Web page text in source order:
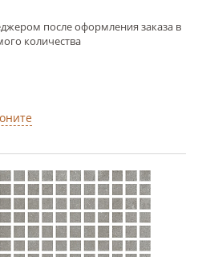
после оформления заказа в
количества